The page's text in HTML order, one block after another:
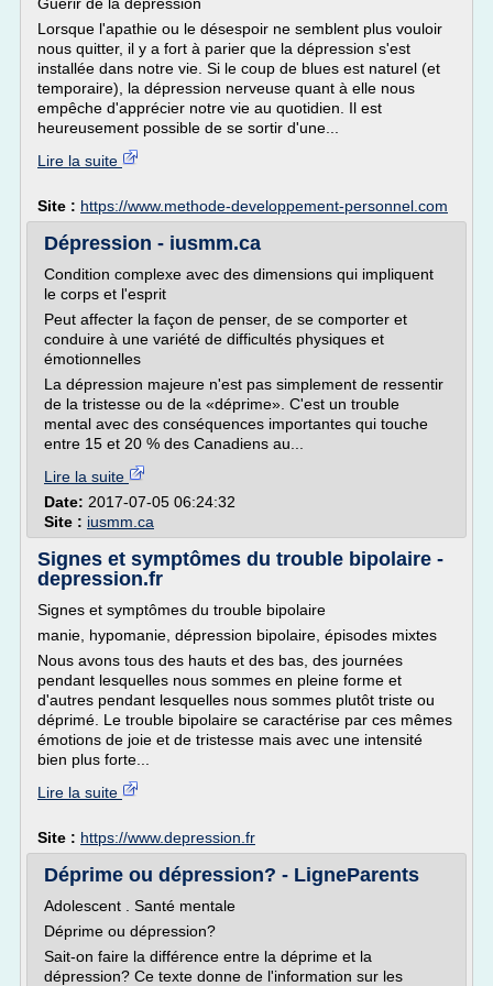
Lorsque l'apathie ou le désespoir ne semblent plus vouloir
nous quitter, il y a fort à parier que la dépression s'est
installée dans notre vie. Si le coup de blues est naturel (et
temporaire), la dépression nerveuse quant à elle nous
empêche d'apprécier notre vie au quotidien. Il est
heureusement possible de se sortir d'une...
Lire la suite
Site : https://www.methode-developpement-personnel.com
Dépression - iusmm.ca
Condition complexe avec des dimensions qui impliquent
le corps et l'esprit
Peut affecter la façon de penser, de se comporter et
conduire à une variété de difficultés physiques et
émotionnelles
La dépression majeure n'est pas simplement de ressentir
de la tristesse ou de la «déprime». C'est un trouble
mental avec des conséquences importantes qui touche
entre 15 et 20 % des Canadiens au...
Lire la suite
Date: 2017-07-05 06:24:32
Site : iusmm.ca
Signes et symptômes du trouble bipolaire -
depression.fr
Signes et symptômes du trouble bipolaire
manie, hypomanie, dépression bipolaire, épisodes mixtes
Nous avons tous des hauts et des bas, des journées
pendant lesquelles nous sommes en pleine forme et
d'autres pendant lesquelles nous sommes plutôt triste ou
déprimé. Le trouble bipolaire se caractérise par ces mêmes
émotions de joie et de tristesse mais avec une intensité
bien plus forte...
Lire la suite
Site : https://www.depression.fr
Déprime ou dépression? - LigneParents
Adolescent . Santé mentale
Déprime ou dépression?
Sait-on faire la différence entre la déprime et la
dépression? Ce texte donne de l'information sur les